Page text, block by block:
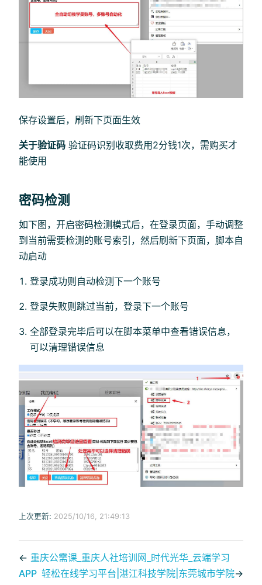
保存设置后，刷新下页面生效
关于验证码 验证码识别收取费用2分钱1次，需购买才
能使用
密码检测
如下图，开启密码检测模式后，在登录页面，手动调整
到当前需要检测的账号索引，然后刷新下页面，脚本自
动启动
登录成功则自动检测下一个账号
登录失败则跳过当前，登录下一个账号
全部登录完毕后可以在脚本菜单中查看错误信息，
可以清理错误信息
上次更新: 2025/10/16, 21:49:13
← 重庆公需课_重庆人社培训网_时代光华_云端学习
APP 轻松在线学习平台|湛江科技学院|东莞城市学院→